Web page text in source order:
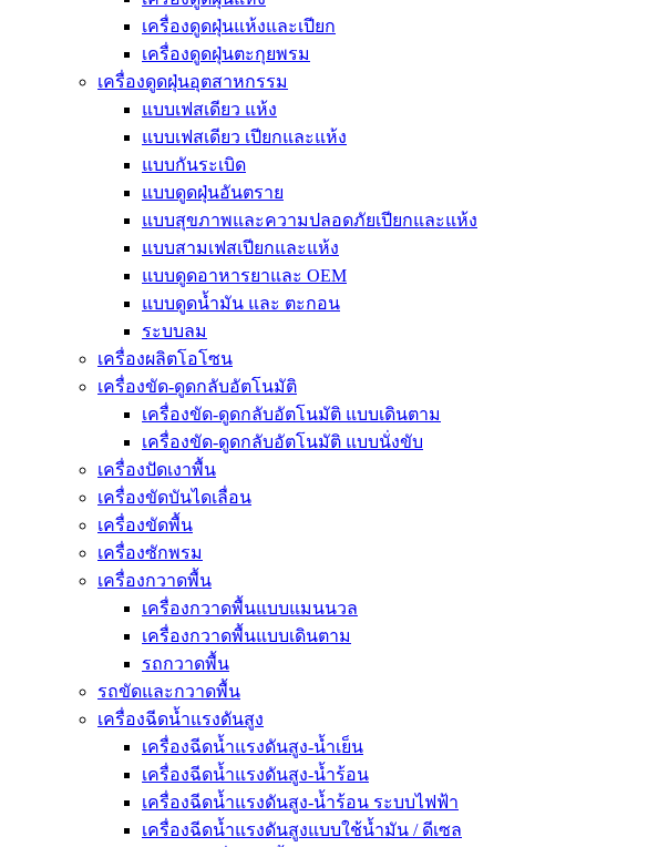
เครื่องดูดฝุ่นแห้งและเปียก
เครื่องดูดฝุ่นตะกุยพรม
เครื่องดูดฝุ่นอุตสาหกรรม
แบบเฟสเดียว แห้ง
แบบเฟสเดียว เปียกและแห้ง
แบบกันระเบิด
แบบดูดฝุ่นอันตราย
แบบสุขภาพและความปลอดภัยเปียกและแห้ง
แบบสามเฟสเปียกและแห้ง
แบบดูดอาหารยาและ OEM
แบบดูดน้ำมัน และ ตะกอน
ระบบลม
เครื่องผลิตโอโซน
เครื่องขัด-ดูดกลับอัตโนมัติ
เครื่องขัด-ดูดกลับอัตโนมัติ แบบเดินตาม
เครื่องขัด-ดูดกลับอัตโนมัติ แบบนั่งขับ
เครื่องปัดเงาพื้น
เครื่องขัดบันไดเลื่อน
เครื่องขัดพื้น
เครื่องซักพรม
เครื่องกวาดพื้น
เครื่องกวาดพื้นแบบแมนนวล
เครื่องกวาดพื้นแบบเดินตาม
รถกวาดพื้น
รถขัดและกวาดพื้น
เครื่องฉีดน้ำแรงดันสูง
เครื่องฉีดน้ำแรงดันสูง-น้ำเย็น
เครื่องฉีดน้ำแรงดันสูง-น้ำร้อน
เครื่องฉีดน้ำแรงดันสูง-น้ำร้อน ระบบไฟฟ้า
เครื่องฉีดน้ำแรงดันสูงแบบใช้น้ำมัน / ดีเซล